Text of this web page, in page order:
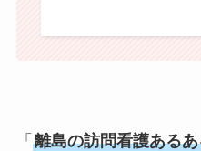
「 離島の訪問看護ある